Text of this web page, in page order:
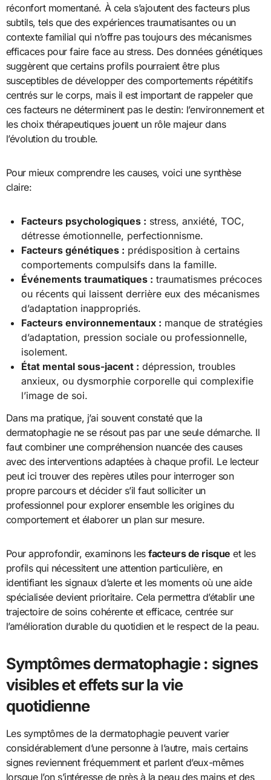
réconfort momentané. À cela s’ajoutent des facteurs plus
subtils, tels que des expériences traumatisantes ou un
contexte familial qui n’offre pas toujours des mécanismes
efficaces pour faire face au stress. Des données génétiques
suggèrent que certains profils pourraient être plus
susceptibles de développer des comportements répétitifs
centrés sur le corps, mais il est important de rappeler que
ces facteurs ne déterminent pas le destin: l’environnement et
les choix thérapeutiques jouent un rôle majeur dans
l’évolution du trouble.
Pour mieux comprendre les causes, voici une synthèse
claire:
Facteurs psychologiques : stress, anxiété, TOC,
détresse émotionnelle, perfectionnisme.
Facteurs génétiques : prédisposition à certains
comportements compulsifs dans la famille.
Événements traumatiques : traumatismes précoces
ou récents qui laissent derrière eux des mécanismes
d’adaptation inappropriés.
Facteurs environnementaux : manque de stratégies
d’adaptation, pression sociale ou professionnelle,
isolement.
État mental sous-jacent : dépression, troubles
anxieux, ou dysmorphie corporelle qui complexifie
l’image de soi.
Dans ma pratique, j’ai souvent constaté que la
dermatophagie ne se résout pas par une seule démarche. Il
faut combiner une compréhension nuancée des causes
avec des interventions adaptées à chaque profil. Le lecteur
peut ici trouver des repères utiles pour interroger son
propre parcours et décider s’il faut solliciter un
professionnel pour explorer ensemble les origines du
comportement et élaborer un plan sur mesure.
Pour approfondir, examinons lesfacteurs de risque et les
profils qui nécessitent une attention particulière, en
identifiant les signaux d’alerte et les moments où une aide
spécialisée devient prioritaire. Cela permettra d’établir une
trajectoire de soins cohérente et efficace, centrée sur
l’amélioration durable du quotidien et le respect de la peau.
Symptômes dermatophagie : signes
visibles et effets sur la vie
quotidienne
Les symptômes de la dermatophagie peuvent varier
considérablement d’une personne à l’autre, mais certains
signes reviennent fréquemment et parlent d’eux-mêmes
lorsque l’on s’intéresse de près à la peau des mains et des